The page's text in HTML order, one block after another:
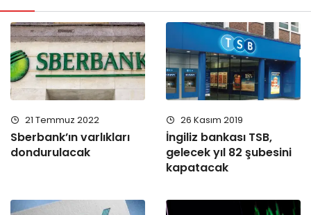
21 Temmuz 2022
Sberbank’ın varlıkları
dondurulacak
26 Kasım 2019
İngiliz bankası TSB,
gelecek yıl 82 şubesini
kapatacak